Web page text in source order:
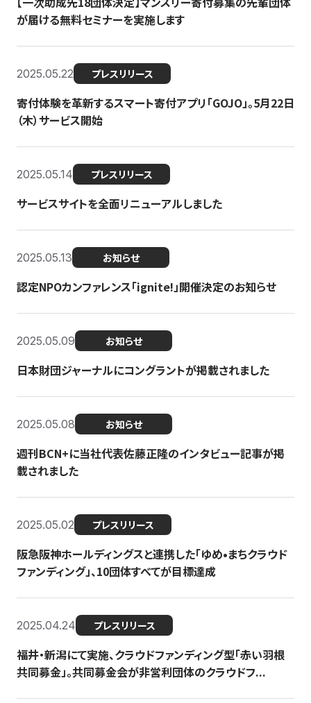
が届ける無料セミナーを実施します
2025.05.22 プレスリリース
寄付体験を革新するスマート寄付アプリ「GOJO」。5月22日
（木）サービス開始
2025.05.14 プレスリリース
サービスサイトを全面リニューアルしました
2025.05.13 お知らせ
認定NPOカンファレンス「ignite!」開催決定のお知らせ
2025.05.09 お知らせ
日本財団ジャーナルにコングラントが掲載されました
2025.05.08 お知らせ
週刊BCN+に当社代表佐藤正隆のインタビュー記事が掲
載されました
2025.05.02 プレスリリース
阪急阪神ホールディングスと連携した「ゆめ•まちクラウド
ファンディング」、10団体すべてが目標達成
2025.04.24 プレスリリース
福井・新潟にて実施、クラウドファンディング型「赤い羽根
共同募金」。共同募金会が非営利団体のクラウドフ...